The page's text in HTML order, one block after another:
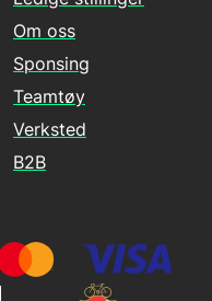
Om oss
Sponsing
Teamtøy
Verksted
B2B